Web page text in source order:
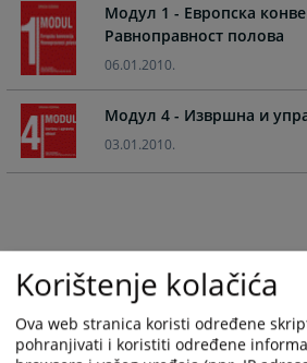
forward
to
interact
with
the
calendar
and
Press
the
question
mark
key
forward
to
with
the
Press
the
question
mark
key
Модул 1 - Европска
Равноправност полова
06.01.2010.
Модул 4 - Извршна и
03.01.2010.
Korištenje kolačića
Ova web stranica koristi određene
pohranjivati i koristiti određene